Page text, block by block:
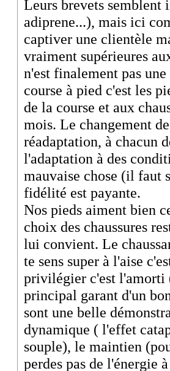
Leurs brevets semblent
adiprene...), mais ici
captiver une clientèle
vraiment supérieures
n'est finalement pas
course à pied c'est les
de la course et aux
mois. Le changement
réadaptation, à chacun
l'adaptation à des
mauvaise chose (il faut
fidélité est payante.
Nos pieds aiment bien
choix des chaussures
lui convient. Le
te sens super à l'aise
privilégier c'est l'amorti
principal garant d'un
sont une belle
dynamique ( l'effet
souple), le maintien
perdes pas de l'énergie